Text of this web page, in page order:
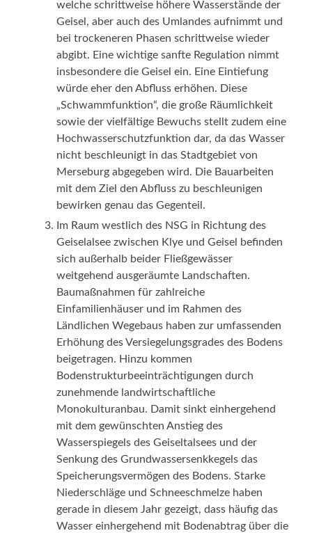
welche schrittweise höhere Wasserstände der
Geisel, aber auch des Umlandes aufnimmt und
bei trockeneren Phasen schrittweise wieder
abgibt. Eine wichtige sanfte Regulation nimmt
insbesondere die Geisel ein. Eine Eintiefung
würde eher den Abfluss erhöhen. Diese
„Schwammfunktion“, die große Räumlichkeit
sowie der vielfältige Bewuchs stellt zudem eine
Hochwasserschutzfunktion dar, da das Wasser
nicht beschleunigt in das Stadtgebiet von
Merseburg abgegeben wird. Die Bauarbeiten
mit dem Ziel den Abfluss zu beschleunigen
bewirken genau das Gegenteil.
Im Raum westlich des NSG in Richtung des
Geiselalsee zwischen Klye und Geisel befinden
sich außerhalb beider Fließgewässer
weitgehend ausgeräumte Landschaften.
Baumaßnahmen für zahlreiche
Einfamilienhäuser und im Rahmen des
Ländlichen Wegebaus haben zur umfassenden
Erhöhung des Versiegelungsgrades des Bodens
beigetragen. Hinzu kommen
Bodenstrukturbeeinträchtigungen durch
zunehmende landwirtschaftliche
Monokulturanbau. Damit sinkt einhergehend
mit dem gewünschten Anstieg des
Wasserspiegels des Geiseltalsees und der
Senkung des Grundwassersenkkegels das
Speicherungsvermögen des Bodens. Starke
Niederschläge und Schneeschmelze haben
gerade in diesem Jahr gezeigt, dass häufig das
Wasser einhergehend mit Bodenabtrag über die